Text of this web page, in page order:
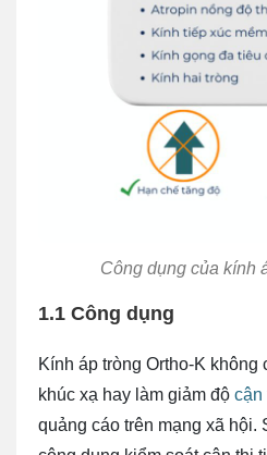
Công dụng của kính
1.1 Công dụng
Kính áp tròng Ortho-K không
khúc xạ hay làm giảm độ cận
quảng cáo trên mạng xã hội.